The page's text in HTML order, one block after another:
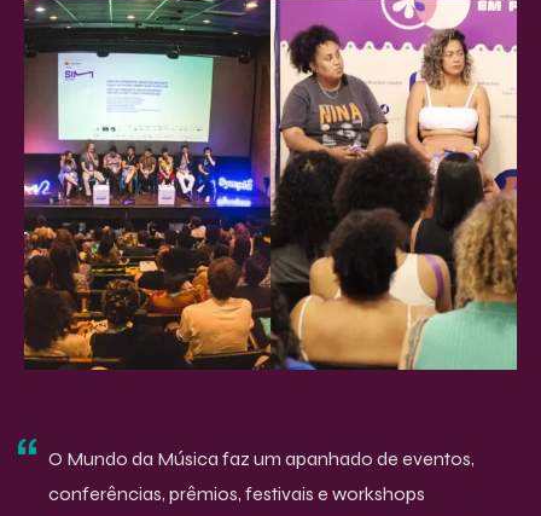
O Mundo da Música faz um apanhado de eventos,
conferências, prêmios, festivais e workshops